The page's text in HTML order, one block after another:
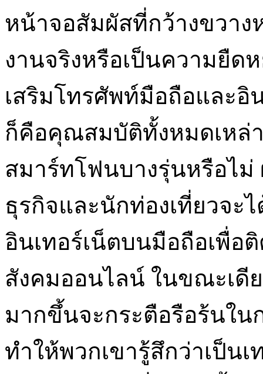
หน้าจอสัมผัสที่กว้างขวาง
งานจริงหรือเป็นความยื
เสริมโทรศัพท์มือถือและอิ
ก็คือคุณสมบัติทั้งหมดเหล่
สมาร์ทโฟนบางรุ่นหรือไ
ธุรกิจและนักท่องเที่ยวจะ
อินเทอร์เน็ตบนมือถือเพื่อ
สังคมออนไลน์ ในขณะเดี
มากขึ้นจะกระตือรือร้นใ
ทำให้พวกเขารู้สึกว่าเป็น